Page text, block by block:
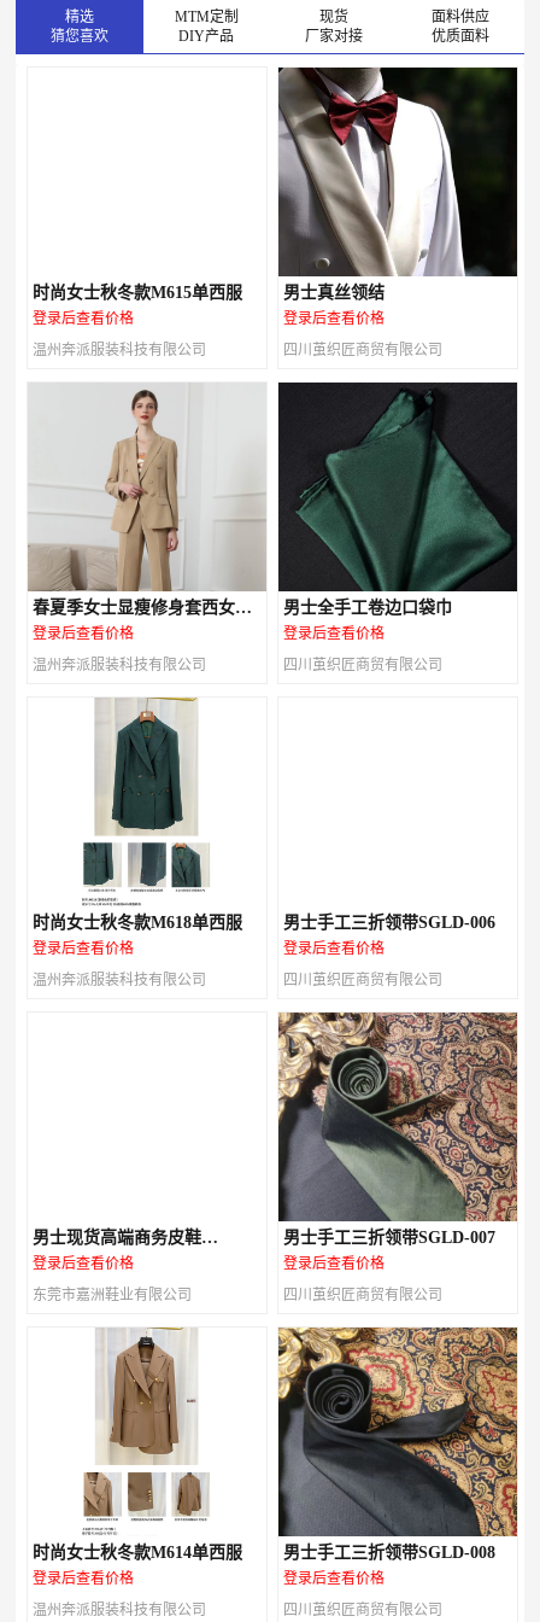
精选
猜您喜欢
MTM定制
DIY产品
现货
厂家对接
面料供应
优质面料
时尚女士秋冬款M615单西服
登录后查看价格
温州奔派服装科技有限公司
男士真丝领结
登录后查看价格
四川茧织匠商贸有限公司
春夏季女士显瘦修身套西女装
M616款
登录后查看价格
温州奔派服装科技有限公司
男士全手工卷边口袋巾
登录后查看价格
四川茧织匠商贸有限公司
时尚女士秋冬款M618单西服
登录后查看价格
温州奔派服装科技有限公司
男士手工三折领带SGLD-006
登录后查看价格
四川茧织匠商贸有限公司
男士现货高端商务皮鞋
M147A03
登录后查看价格
东莞市嘉洲鞋业有限公司
男士手工三折领带SGLD-007
登录后查看价格
四川茧织匠商贸有限公司
时尚女士秋冬款M614单西服
登录后查看价格
温州奔派服装科技有限公司
男士手工三折领带SGLD-008
登录后查看价格
四川茧织匠商贸有限公司